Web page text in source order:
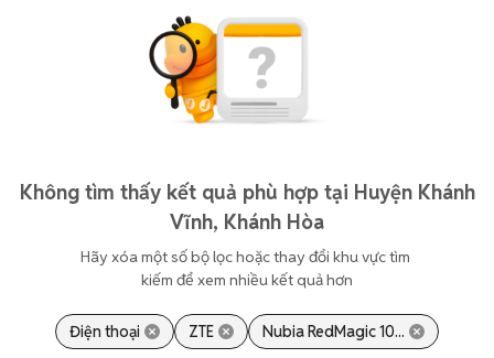
Không tìm thấy kết quả phù hợp tại Huyện Khánh
Vĩnh, Khánh Hòa
Hãy xóa một số bộ lọc hoặc thay đổi khu vực tìm
kiếm để xem nhiều kết quả hơn
Điện thoại ZTE Nubia RedMagic 10...